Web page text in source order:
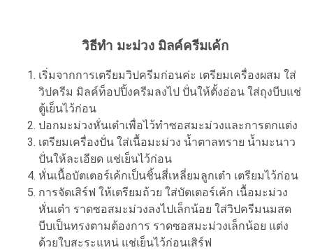
วิธีทำ มะม่วง มิลค์ครีมเค้ก
เริ่มจากการเตรียมวิปครีมก่อนค่ะ เตรียมเครื่องผสม ใส่
วิปครีม มิลค์ท็อปปิ้งครีมลงไป ปั่นให้ตั้งอ่อน ใส่ถุงบีบแช่
ตู้เย็นไว้ก่อน
ปอกมะม่วงหั่นเต๋าเพื่อไว้ทำซอสมะม่วงและการตกแต่ง
เตรียมเครื่องปั่น ใส่เนื้อมะม่วง น้ำตาลทราย น้ำมะนาว
ปั่นให้ละเอียด แช่เย็นไว้ก่อน
หั่นเนื้อบัตเตอร์เค้กเป็นชิ้นสี่เหลี่ยมลูกเต๋า เตรียมไว้ก่อน
การจัดเสิร์ฟ ให้เตรียมถ้วย ใส่บัตเตอร์เค้ก เนื้อมะม่วง
หั่นเต๋า ราดซอสมะม่วงลงไปเล็กน้อย ใส่วิปครีมนมสด
บีบเป็นทรงตามต้องการ ราดซอสมะม่วงเล็กน้อย แต่ง
ด้วยใบสะระแหน่ แช่เย็นไว้ก่อนเสิร์ฟ